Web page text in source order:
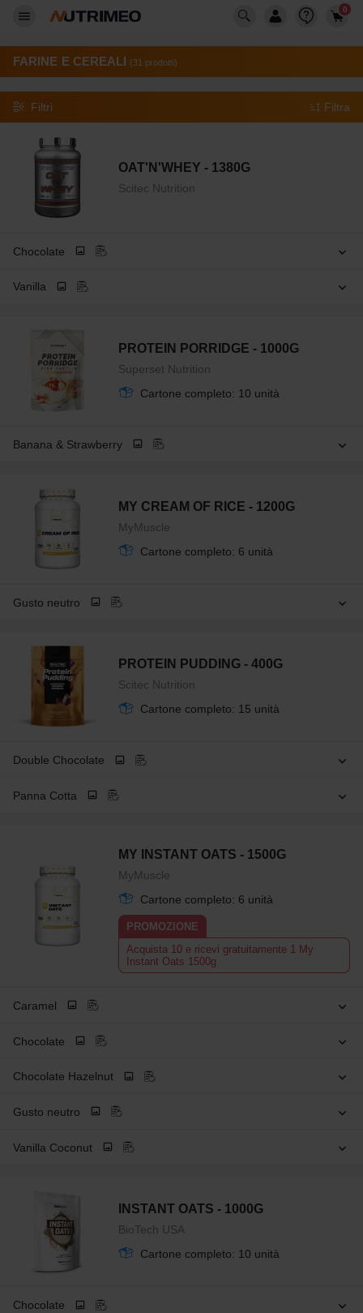
0
FARINE E CEREALI (31 prodotti)
Filtri Filtra
OAT'N'WHEY - 1380G
Scitec Nutrition
Chocolate
Vanilla
PROTEIN PORRIDGE - 1000G
Superset Nutrition
Cartone completo: 10 unità
Banana & Strawberry
MY CREAM OF RICE - 1200G
MyMuscle
Cartone completo: 6 unità
Gusto neutro
PROTEIN PUDDING - 400G
Scitec Nutrition
Cartone completo: 15 unità
Double Chocolate
Panna Cotta
MY INSTANT OATS - 1500G
MyMuscle
Cartone completo: 6 unità
PROMOZIONE
Acquista 10 e ricevi gratuitamente 1 My
Instant Oats 1500g
Caramel
Chocolate
Chocolate Hazelnut
Gusto neutro
Vanilla Coconut
INSTANT OATS - 1000G
BioTech USA
Cartone completo: 10 unità
Chocolate